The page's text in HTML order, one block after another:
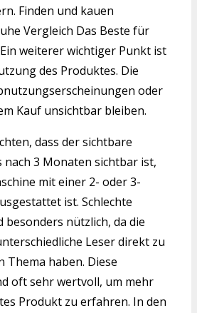
Finden und kauen
Vergleich Das Beste für
weiterer wichtiger Punkt ist
des Produktes. Die
oder
Kauf unsichtbar bleiben.
dass der sichtbare
3 Monaten sichtbar ist,
mit einer 2- oder 3-
ist. Schlechte
besonders nützlich, da die
Leser direkt zu
Thema haben. Diese
oft sehr wertvoll, um mehr
Produkt zu erfahren. In den